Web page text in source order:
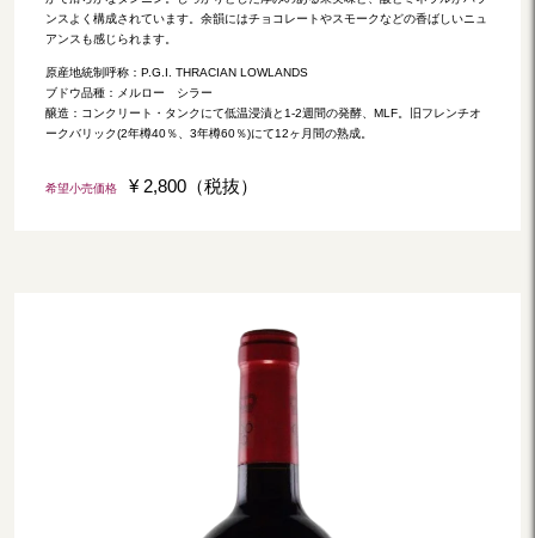
ンスよく構成されています。余韻にはチョコレートやスモークなどの香ばしいニュ
アンスも感じられます。
原産地統制呼称：P.G.I. THRACIAN LOWLANDS
ブドウ品種：メルロー シラー
醸造：コンクリート・タンクにて低温浸漬と1-2週間の発酵、MLF。旧フレンチオ
ークバリック(2年樽40％、3年樽60％)にて12ヶ月間の熟成。
希望小売価格 ¥ 2,800（税抜）